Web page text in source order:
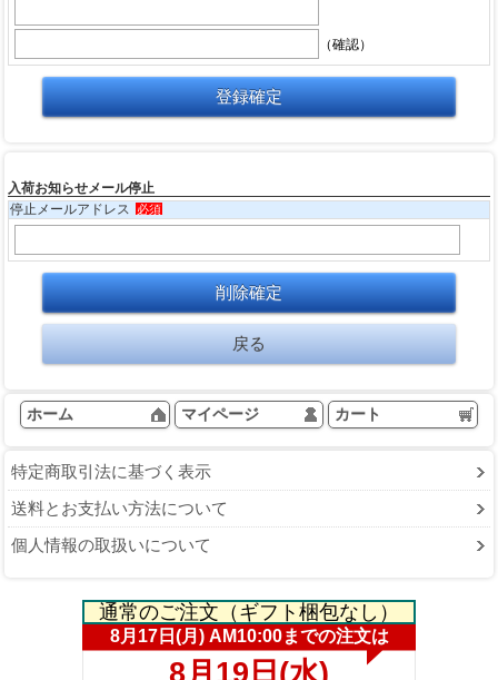
（確認）
入荷お知らせメール停止
停止メールアドレス
必須
ホーム マイページ カート
特定商取引法に基づく表示
送料とお支払い方法について
個人情報の取扱いについて
通常のご注文（ギフト梱包なし）